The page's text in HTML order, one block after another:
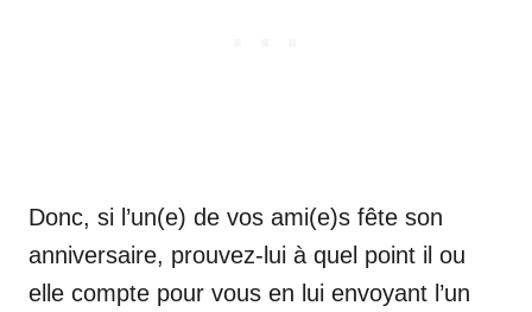
Donc, si l’un(e) de vos ami(e)s fête son
anniversaire, prouvez-lui à quel point il ou
elle compte pour vous en lui envoyant l’un